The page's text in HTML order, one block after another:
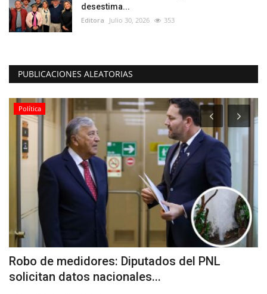
desestima...
Editora Julio 30, 2026 353
PUBLICACIONES ALEATORIAS
Política
Robo de medidores: Diputados del PNL
solicitan datos nacionales...